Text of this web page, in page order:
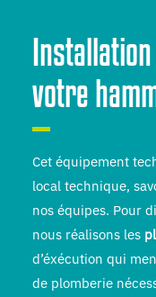
votre
Cet équipement
local technique,
nos équipes. Pour
nous réalisons les
d’éxécution qui
de plomberie